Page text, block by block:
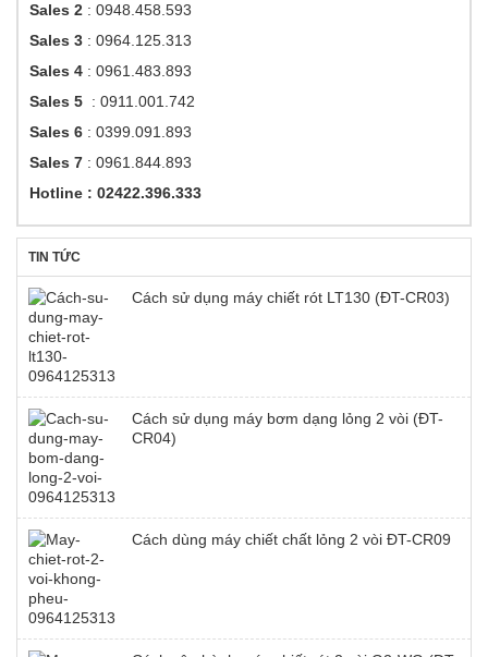
Sales 2 : 0948.458.593
Sales 3 : 0964.125.313
Sales 4 : 0961.483.893
Sales 5 : 0911.001.742
Sales 6 : 0399.091.893
Sales 7 : 0961.844.893
Hotline : 02422.396.333
TIN TỨC
Cách sử dụng máy chiết rót LT130 (ĐT-CR03)
Cách sử dụng máy bơm dạng lỏng 2 vòi (ĐT-
CR04)
Cách dùng máy chiết chất lỏng 2 vòi ĐT-CR09